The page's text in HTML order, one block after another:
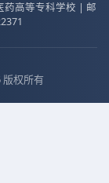
药高等专科学校 | 邮
权所有